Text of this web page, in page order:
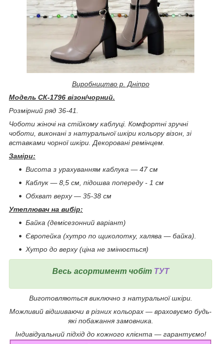
Виробництво р. Дніпро
Модель СК-1796 візон/чорний.
Розмірний ряд 36-41.
Чоботи жіночі на стійкому каблуці. Комфортні зручні
чоботи, виконані з натуральної шкіри кольору візон, зі
вставками чорної шкіри. Декоровані ремінцем.
Заміри:
Висота з урахуванням каблука ― 47 см
Каблук ― 8,5 см, підошва попереду - 1 см
Обхват верху ― 35-38 см
Утеплювач на вибір:
Байка (демісезонний варіант)
Європейка (хутро по щиколотку, халява ― байка).
Хутро до верху (ціна не змінюється)
Весь асортимент чобіт ТУТ
Виготовляються виключно з натуральної шкіри.
Можливий відшиваючи в різних кольорах ― враховуємо будь-
які побажання замовника.
Індивідуальний підхід до кожного клієнта ― гарантуємо!